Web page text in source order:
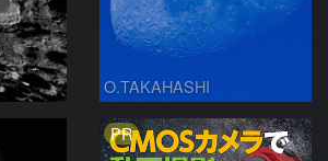
O.TAKAHASHI
PR